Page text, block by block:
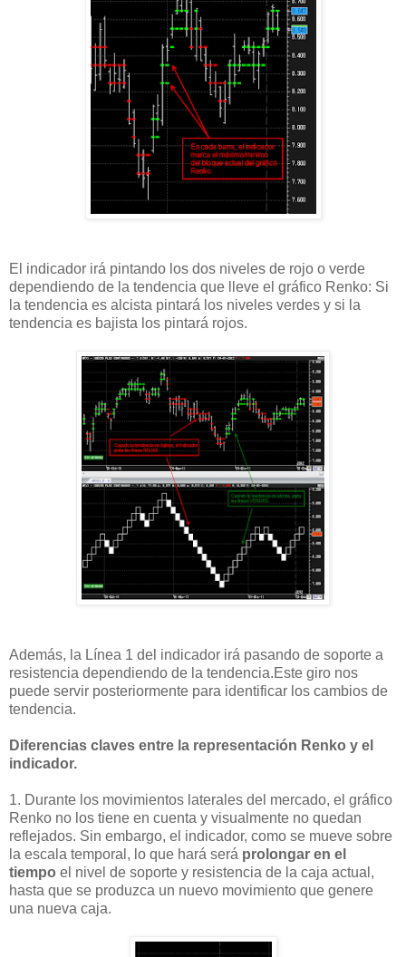
El indicador irá pintando los dos niveles de rojo o verde
dependiendo de la tendencia que lleve el gráfico Renko: Si
la tendencia es alcista pintará los niveles verdes y si la
tendencia es bajista los pintará rojos.
Además, la Línea 1 del indicador irá pasando de soporte a
resistencia dependiendo de la tendencia.Este giro nos
puede servir posteriormente para identificar los cambios de
tendencia.
Diferencias claves entre la representación Renko y el
indicador.
1. Durante los movimientos laterales del mercado, el gráfico
Renko no los tiene en cuenta y visualmente no quedan
reflejados. Sin embargo, el indicador, como se mueve sobre
la escala temporal, lo que hará será prolongar en el
tiempo el nivel de soporte y resistencia de la caja actual,
hasta que se produzca un nuevo movimiento que genere
una nueva caja.